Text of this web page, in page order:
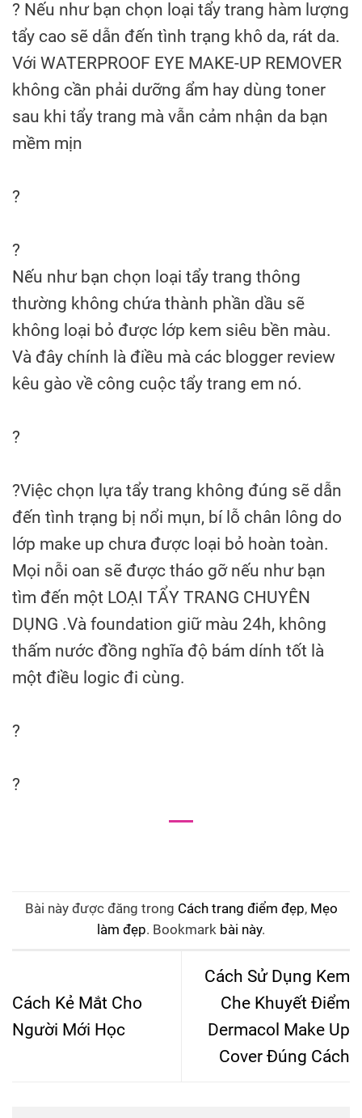
? Nếu như bạn chọn loại tẩy trang hàm lượng
tẩy cao sẽ dẫn đến tình trạng khô da, rát da.
Với WATERPROOF EYE MAKE-UP REMOVER
không cần phải dưỡng ẩm hay dùng toner
sau khi tẩy trang mà vẫn cảm nhận da bạn
mềm mịn
?
?
Nếu như bạn chọn loại tẩy trang thông
thường không chứa thành phần dầu sẽ
không loại bỏ được lớp kem siêu bền màu.
Và đây chính là điều mà các blogger review
kêu gào về công cuộc tẩy trang em nó.
?
?Việc chọn lựa tẩy trang không đúng sẽ dẫn
đến tình trạng bị nổi mụn, bí lỗ chân lông do
lớp make up chưa được loại bỏ hoàn toàn.
Mọi nỗi oan sẽ được tháo gỡ nếu như bạn
tìm đến một LOẠI TẨY TRANG CHUYÊN
DỤNG .Và foundation giữ màu 24h, không
thấm nước đồng nghĩa độ bám dính tốt là
một điều logic đi cùng.
?
?
Bài này được đăng trong Cách trang điểm đẹp, Mẹo
làm đẹp. Bookmark bài này.
Cách Kẻ Mắt Cho
Người Mới Học
Cách Sử Dụng Kem
Che Khuyết Điểm
Dermacol Make Up
Cover Đúng Cách